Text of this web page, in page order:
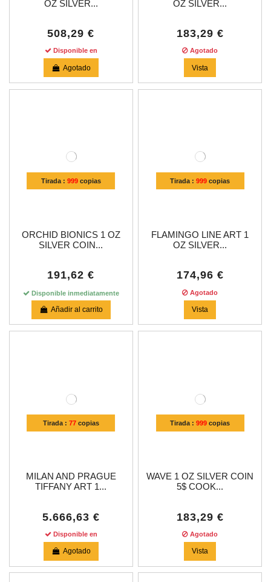
OZ SILVER...
508,29 €
Disponible en
Agotado
OZ SILVER...
183,29 €
Agotado
Vista
Tirada : 999copias
ORCHID BIONICS 1 OZ
SILVER COIN...
191,62 €
Disponible inmediatamente
Añadir al carrito
Tirada :999 copias
FLAMINGO LINE ART 1
OZ SILVER...
174,96 €
Agotado
Vista
Tirada : 77copias
MILAN AND PRAGUE
TIFFANY ART 1...
5.666,63 €
Disponible en
Agotado
Tirada :999 copias
WAVE 1 OZ SILVER COIN
5$ COOK...
183,29 €
Agotado
Vista